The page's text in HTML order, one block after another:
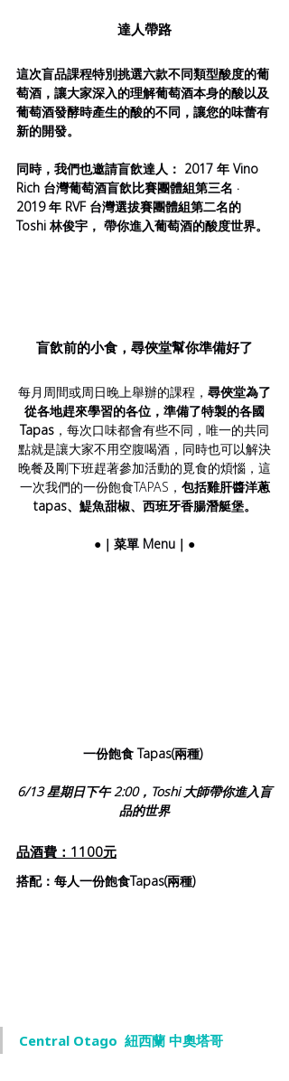
達人帶路
這次盲品課程特別挑選六款不同類型酸度的葡
萄酒，讓大家深入的理解葡萄酒本身的酸以及
葡萄酒發酵時產生的酸的不同，讓您的味蕾有
新的開發。
同時，我們也邀請盲飲達人： 2017 年 Vino
Rich 台灣葡萄酒盲飲比賽團體組第三名 ‧
2019 年 RVF 台灣選拔賽團體組第二名的
Toshi 林俊宇， 帶你進入葡萄酒的酸度世界。
盲飲前的小食，尋俠堂幫你準備好了
每月周間或周日晚上舉辦的課程， 尋俠堂為了
從各地趕來學習的各位，準備了特製的各國
Tapas ，每次口味都會有些不同，唯一的共同
點就是讓大家不用空腹喝酒，同時也可以解決
晚餐及剛下班趕著參加活動的覓食的煩惱，這
一次我們的一份飽食TAPAS， 包括雞肝醬洋蔥
tapas、鯷魚甜椒、西班牙香腸潛艇堡。
  ●｜菜單 Menu｜●
一份飽食 Tapas(兩種)
6/13 星期日下午 2:00，Toshi 大師帶你進入盲
品的世界
品酒費：1100元
搭配：每人一份飽食Tapas(兩種)
Central Otago  紐西蘭 中奧塔哥